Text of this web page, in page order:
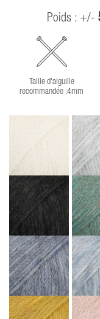
Poids : +/-
Taille d'aiguille
recommandée :4mm